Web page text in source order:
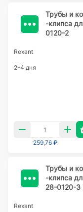
Трубы и
-клипса
0120-2
Rexant
2-4 дня
259,76 ₽
Трубы и
-клипса
28-0120-3
Rexant